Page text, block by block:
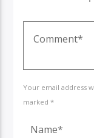
Your email address
marked *